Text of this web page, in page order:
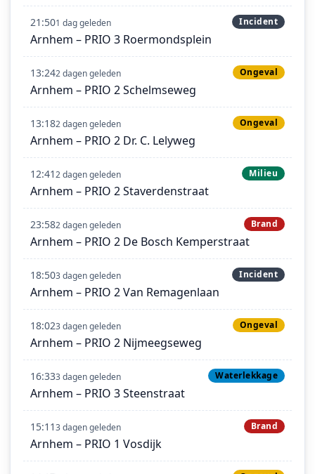
21:501 dag geleden Incident
Arnhem – PRIO 3 Roermondsplein
13:242 dagen geleden Ongeval
Arnhem – PRIO 2 Schelmseweg
13:182 dagen geleden Ongeval
Arnhem – PRIO 2 Dr. C. Lelyweg
12:412 dagen geleden Milieu
Arnhem – PRIO 2 Staverdenstraat
23:582 dagen geleden Brand
Arnhem – PRIO 2 De Bosch Kemperstraat
18:503 dagen geleden Incident
Arnhem – PRIO 2 Van Remagenlaan
18:023 dagen geleden Ongeval
Arnhem – PRIO 2 Nijmeegseweg
16:333 dagen geleden Waterlekkage
Arnhem – PRIO 3 Steenstraat
15:113 dagen geleden Brand
Arnhem – PRIO 1 Vosdijk